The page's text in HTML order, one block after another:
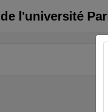
l'université